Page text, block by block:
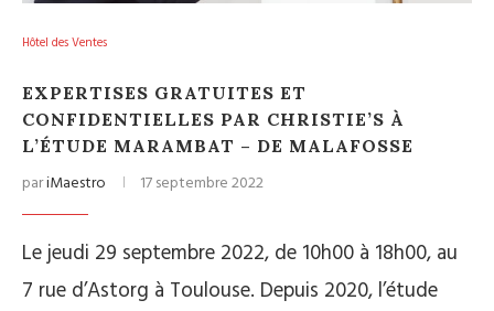
Hôtel des Ventes
EXPERTISES GRATUITES ET
CONFIDENTIELLES PAR CHRISTIE’S À
L’ÉTUDE MARAMBAT – DE MALAFOSSE
pariMaestro 17 septembre 2022
Le jeudi 29 septembre 2022, de 10h00 à 18h00, au
7 rue d’Astorg à Toulouse. Depuis 2020, l’étude